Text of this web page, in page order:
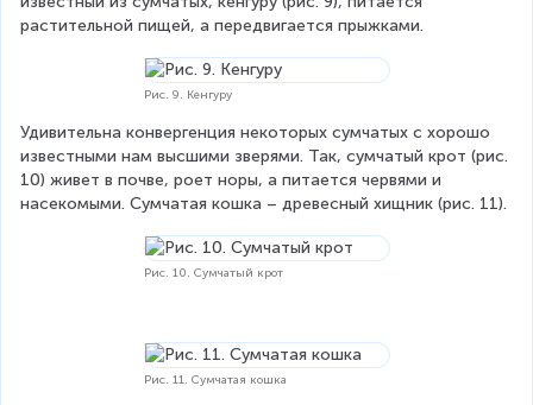
растительной пищей, а передвигается прыжками.
Рис. 9. Кенгуру
Удивительна конвергенция некоторых сумчатых с хорошо
известными нам высшими зверями. Так, сумчатый крот (рис.
10) живет в почве, роет норы, а питается червями и
насекомыми. Сумчатая кошка – древесный хищник (рис. 11).
Рис. 10. Сумчатый крот
Рис. 11. Сумчатая кошка